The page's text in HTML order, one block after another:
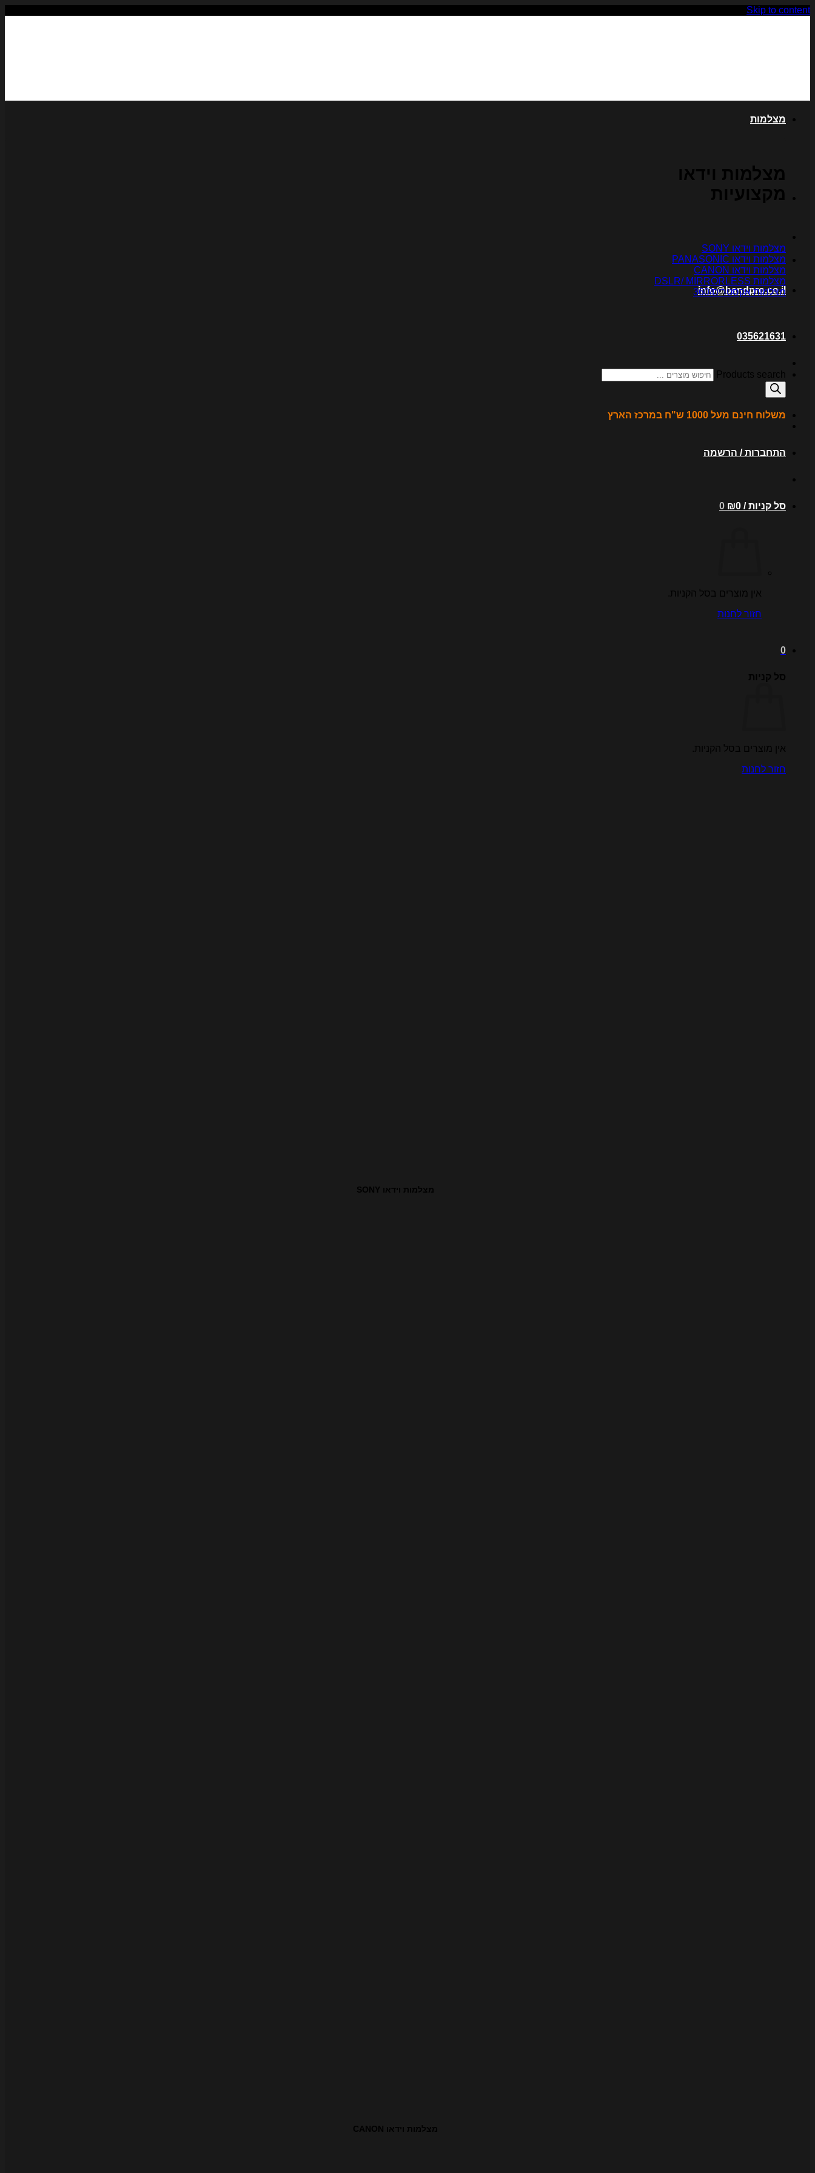
Skip to content
info@bandpro.co.il
035621631
Products search
משלוח חינם מעל 1000 ש"ח במרכז הארץ
התחברות / הרשמה
סל קניות / ₪0
0
אין מוצרים בסל הקניות.
חזור לחנות
0
סל קניות
אין מוצרים בסל הקניות.
חזור לחנות
מצלמות
מצלמות וידאו
מקצועיות
מצלמות וידאו SONY
מצלמות וידאו PANASONIC
מצלמות וידאו CANON
מצלמות DSLR/ MIRRORLESS
מצלמות אקסטרים/360
מצלמות וידאו SONY
מצלמות וידאו CANON